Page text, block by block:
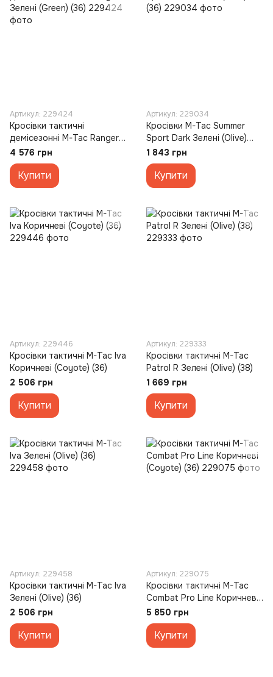
Артикул: 229424
Кросівки тактичні
демісезонні M-Tac Ranger
Зелені (Green) (36)
4 576 грн
Купити
Артикул: 229034
Кросівки M-Tac Summer
Sport Dark Зелені (Olive)
(36)
1 843 грн
Купити
Артикул: 229446
Кросівки тактичні M-Tac Iva
Коричневі (Coyote) (36)
2 506 грн
Купити
Артикул: 229333
Кросівки тактичні M-Tac
Patrol R Зелені (Olive) (38)
1 669 грн
Купити
Артикул: 229458
Кросівки тактичні M-Tac Iva
Зелені (Olive) (36)
2 506 грн
Купити
Артикул: 229075
Кросівки тактичні M-Tac
Combat Pro Line Коричневі
(Coyote) (36)
5 850 грн
Купити